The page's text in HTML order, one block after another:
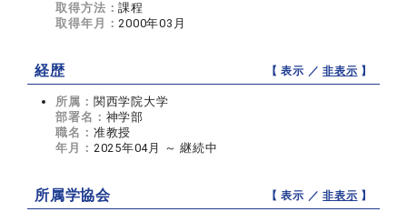
取得方法：課程
取得年月：2000年03月
経歴 【 表示 ／非表示 】
所属： 関西学院大学
部署名： 神学部
職名： 准教授
年月： 2025年04月 ～ 継続中
所属学協会 【 表示 ／非表示 】